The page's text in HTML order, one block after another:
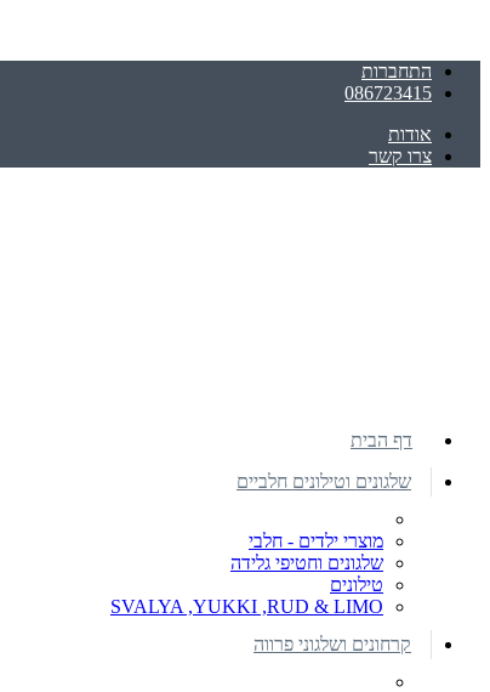
התחברות
086723415
אודות
צרו קשר
דף הבית
שלגונים וטילונים חלביים
מוצרי ילדים - חלבי
שלגונים וחטיפי גלידה
טילונים
SVALYA ,YUKKI ,RUD & LIMO
קרחונים ושלגוני פרווה